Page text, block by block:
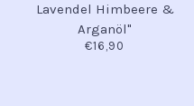
Lavendel Himbeere &
Arganöl"
€16,90